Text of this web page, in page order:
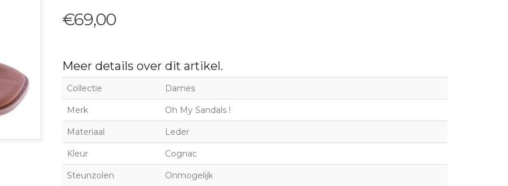
€69,00
Meer details over dit artikel.
Collectie Dames
Merk Oh My Sandals !
Materiaal Leder
Kleur Cognac
Steunzolen Onmogelijk